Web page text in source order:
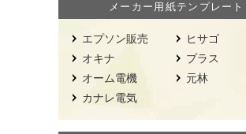
メーカー用紙テンプレート
エプソン販売
オキナ
オーム電機
カナレ電気
ヒサゴ
プラス
元林